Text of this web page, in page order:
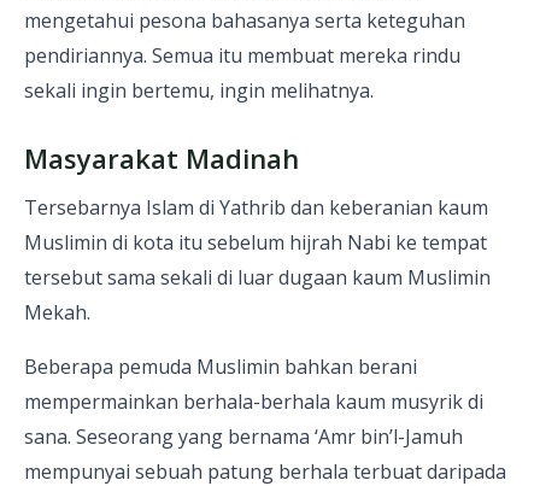
mengetahui pesona bahasanya serta keteguhan
pendiriannya. Semua itu membuat mereka rindu
sekali ingin bertemu, ingin melihatnya.
Masyarakat Madinah
Tersebarnya Islam di Yathrib dan keberanian kaum
Muslimin di kota itu sebelum hijrah Nabi ke tempat
tersebut sama sekali di luar dugaan kaum Muslimin
Mekah.
Beberapa pemuda Muslimin bahkan berani
mempermainkan berhala-berhala kaum musyrik di
sana. Seseorang yang bernama ‘Amr bin’l-Jamuh
mempunyai sebuah patung berhala terbuat daripada